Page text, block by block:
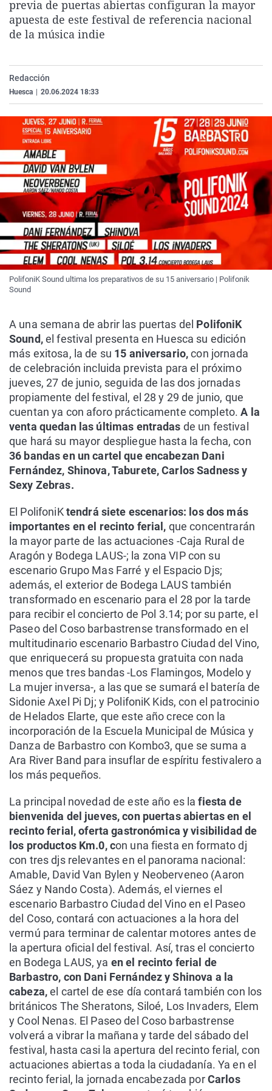
La rosa de los vientos
Caso
Extremadura
Virales
previa de puertas abiertas configuran la mayor
apuesta de este festival de referencia nacional
de la música indie
Redacción
Huesca 20.06.2024 18:33
PolifoniK Sound ultima los preparativos de su 15 aniversario | Polifonik
Sound
A una semana de abrir las puertas del PolifoniK
Sound,el festival presenta en Huesca su edición
más exitosa, la de su 15 aniversario,con jornada
de celebración incluida prevista para el próximo
jueves, 27 de junio, seguida de las dos jornadas
propiamente del festival, el 28 y 29 de junio, que
cuentan ya con aforo prácticamente completo. A la
venta quedan las últimas entradas de un festival
que hará su mayor despliegue hasta la fecha, con
36 bandas en un cartel que encabezan Dani
Fernández, Shinova, Taburete, Carlos Sadness y
Sexy Zebras.
El PolifoniKtendrá siete escenarios: los dos más
importantes en el recinto ferial, que concentrarán
la mayor parte de las actuaciones -Caja Rural de
Aragón y Bodega LAUS-; la zona VIP con su
escenario Grupo Mas Farré y el Espacio Djs;
además, el exterior de Bodega LAUS también
transformado en escenario para el 28 por la tarde
para recibir el concierto de Pol 3.14; por su parte, el
Paseo del Coso barbastrense transformado en el
multitudinario escenario Barbastro Ciudad del Vino,
que enriquecerá su propuesta gratuita con nada
menos que tres bandas -Los Flamingos, Modelo y
La mujer inversa-, a las que se sumará el batería de
Sidonie Axel Pi Dj; y PolifoniK Kids, con el patrocinio
de Helados Elarte, que este año crece con la
incorporación de la Escuela Municipal de Música y
Danza de Barbastro con Kombo3, que se suma a
Ara River Band para insuflar de espíritu festivalero a
los más pequeños.
La principal novedad de este año es lafiesta de
bienvenida del jueves, con puertas abiertas en el
recinto ferial, oferta gastronómica y visibilidad de
los productos Km.0, con una fiesta en formato dj
con tres djs relevantes en el panorama nacional:
Amable, David Van Bylen y Neoberveneo (Aaron
Sáez y Nando Costa). Además, el viernes el
escenario Barbastro Ciudad del Vino en el Paseo
del Coso, contará con actuaciones a la hora del
vermú para terminar de calentar motores antes de
la apertura oficial del festival. Así, tras el concierto
en Bodega LAUS, ya en el recinto ferial de
Barbastro, con Dani Fernández y Shinova a la
cabeza,el cartel de ese día contará también con los
británicos The Sheratons, Siloé, Los Invaders, Elem
y Cool Nenas. El Paseo del Coso barbastrense
volverá a vibrar la mañana y tarde del sábado del
festival, hasta casi la apertura del recinto ferial, con
actuaciones abiertas a toda la ciudadanía. Ya en el
recinto ferial, la jornada encabezada porCarlos